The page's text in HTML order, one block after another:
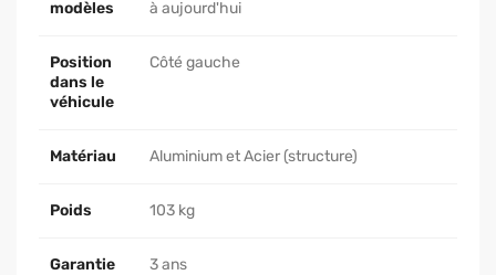
modèles
à aujourd'hui
Position
dans le
véhicule
Côté gauche
Matériau Aluminium et Acier (structure)
Poids 103 kg
Garantie 3 ans